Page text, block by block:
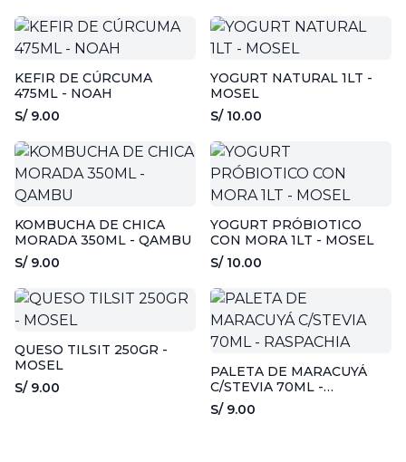
KEFIR DE CÚRCUMA
475ML - NOAH
S/ 9.00
YOGURT NATURAL 1LT -
MOSEL
S/ 10.00
KOMBUCHA DE CHICA
MORADA 350ML - QAMBU
S/ 9.00
YOGURT PRÓBIOTICO
CON MORA 1LT - MOSEL
S/ 10.00
QUESO TILSIT 250GR -
MOSEL
S/ 9.00
PALETA DE MARACUYÁ
C/STEVIA 70ML -
RASPACHIA
S/ 9.00